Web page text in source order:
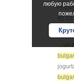
любую
...